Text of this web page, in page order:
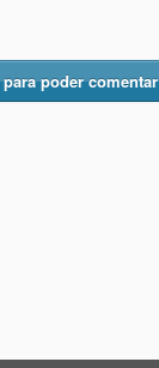
poder comentar